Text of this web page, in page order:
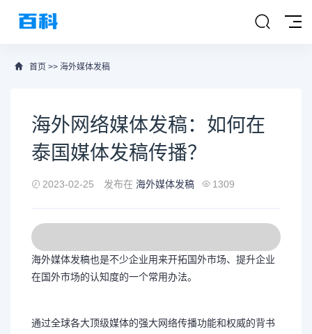
首页 >> 海外媒体发稿
海外网络媒体发稿：如何在
泰国媒体发稿传播？
2023-02-25 发布在 海外媒体发稿 1309
海外媒体发稿也是不少企业用来开拓国外市场、提升企业
在国外市场的认知度的一个常用办法。
通过全球各大顶级媒体的强大网络传播功能和权威的背书